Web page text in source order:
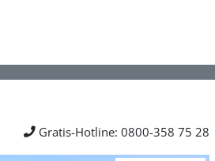
Gratis-Hotline: 0800-358 75 28